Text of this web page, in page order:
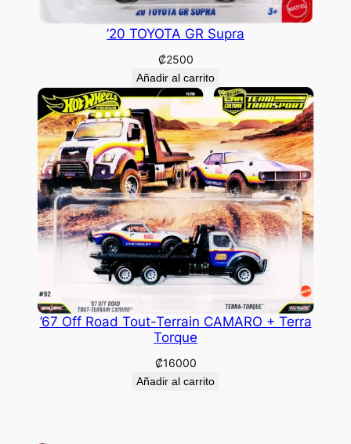
’20 TOYOTA GR Supra
₡2500
Añadir al carrito
’67 Off Road Tout-Terrain CAMARO + Terra
Torque
₡16000
Añadir al carrito